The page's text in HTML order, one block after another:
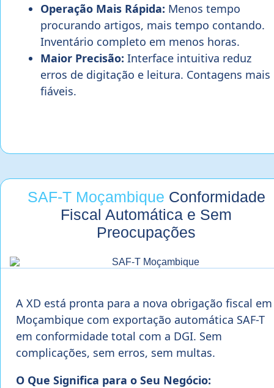
Operação Mais Rápida: Menos tempo
procurando artigos, mais tempo contando.
Inventário completo em menos horas.
Maior Precisão: Interface intuitiva reduz
erros de digitação e leitura. Contagens mais
fiáveis.
SAF-T Moçambique Conformidade
Fiscal Automática e Sem
Preocupações
A XD está pronta para a nova obrigação fiscal em
Moçambique com exportação automática SAF-T
em conformidade total com a DGI. Sem
complicações, sem erros, sem multas.
O Que Significa para o Seu Negócio: